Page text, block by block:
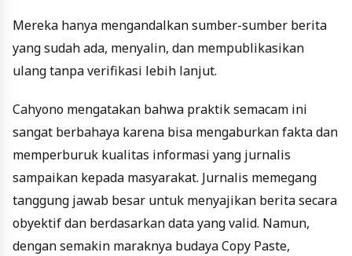
Mereka hanya mengandalkan sumber-sumber berita
yang sudah ada, menyalin, dan mempublikasikan
ulang tanpa verifikasi lebih lanjut.
Cahyono mengatakan bahwa praktik semacam ini
sangat berbahaya karena bisa mengaburkan fakta dan
memperburuk kualitas informasi yang jurnalis
sampaikan kepada masyarakat. Jurnalis memegang
tanggung jawab besar untuk menyajikan berita secara
obyektif dan berdasarkan data yang valid. Namun,
dengan semakin maraknya budaya Copy Paste,